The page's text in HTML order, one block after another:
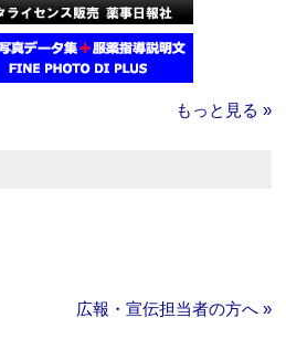
もっと見る »
広報・宣伝担当者の方へ »